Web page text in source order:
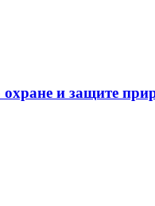
и защите